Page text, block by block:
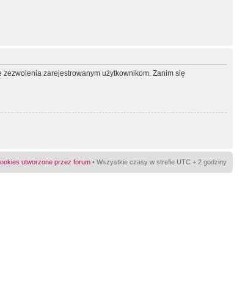
zarejestrowanym użytkownikom. Zanim się
utworzone przez forum • Wszystkie czasy w strefie UTC + 2 godziny